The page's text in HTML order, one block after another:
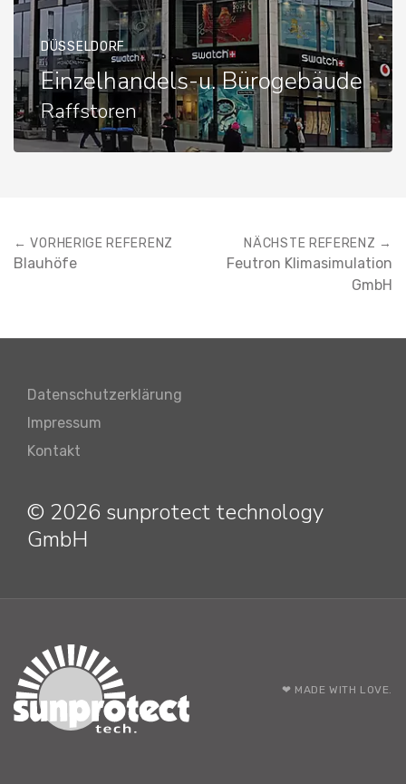
DÜSSELDORF
Einzelhandels-u. Bürogebäude
Raffstoren
← VORHERIGE REFERENZ
Blauhöfe
NÄCHSTE REFERENZ →
Feutron Klimasimulation
GmbH
© 2026 sunprotect technology
GmbH
Datenschutzerklärung
Impressum
Kontakt
❤ MADE WITH LOVE.